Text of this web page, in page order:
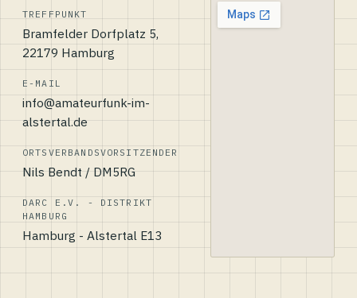
TREFFPUNKT
Bramfelder Dorfplatz 5,
22179 Hamburg
E-MAIL
info@amateurfunk-im-
alstertal.de
ORTSVERBANDSVORSITZENDER
Nils Bendt / DM5RG
DARC E.V. - DISTRIKT
HAMBURG
Hamburg - Alstertal E13